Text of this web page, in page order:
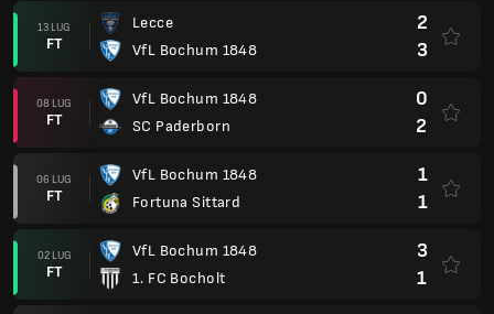
13 LUG
FT
Lecce
VfL Bochum 1848
2
3
08 LUG
FT
VfL Bochum 1848
SC Paderborn
0
2
06 LUG
FT
VfL Bochum 1848
Fortuna Sittard
1
1
02 LUG
FT
VfL Bochum 1848
1. FC Bocholt
3
1